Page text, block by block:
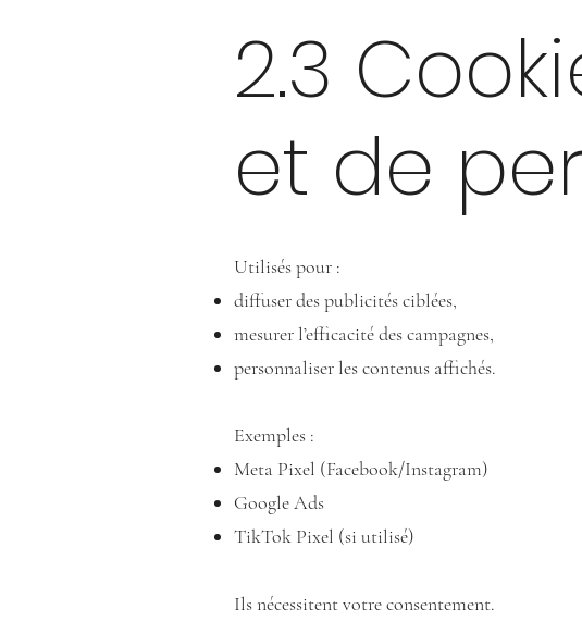
2.3
et de
Utilisés pour :
diffuser des publicités ciblées,
mesurer l’efficacité des campagnes,
personnaliser les contenus affichés.
Exemples :
Meta Pixel (Facebook/Instagram)
Google Ads
TikTok Pixel (si utilisé)
Ils nécessitent votre consentement.